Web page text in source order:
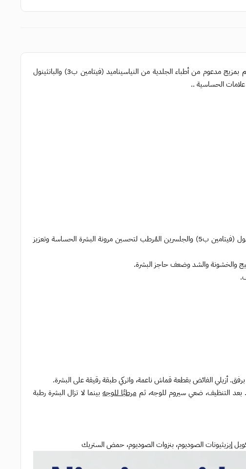
بتركيبة كريمية توفر ترطيبًا مستمرًا للحماية من الجفاف. مصمم بمزيج مدعوم من أطباء الجلدية من النياسيناميد (فيتامين ب3) والبانثينول
مصمم بمزيج مُعتمد من أطباء الجلدية من النياسيناميد (فيتامين ب3) والبانثينول (فيتامين ب5) والجلسرين المُرطب لتحسين مرونة البشرة الحساسة وتعزيز
أزيلي الفائض بقطعة قماش ناعمة، واتركي طبقة رقيقة على البشرة.
التنظيف، ضعي سيروم للوجه، ثم مرطبًا للوجهبينما لا تزال البشرة رطبة
إيزيثيونات الصوديوم، بنزوات الصوديوم، حمض الستريك